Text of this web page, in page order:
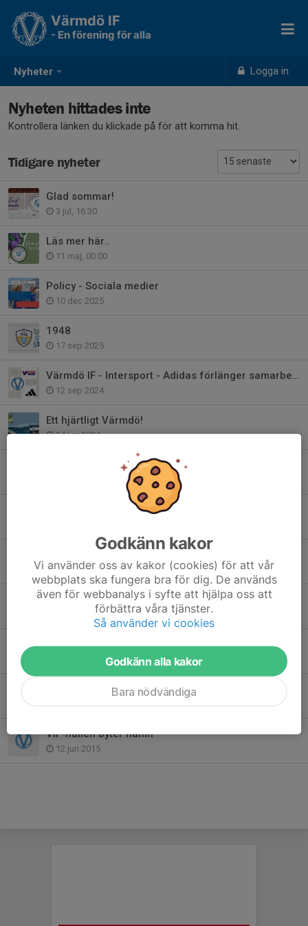
Nyheter Logga in
Värmdö IF
- En förening för alla
Nyheten hittades inte
Kontrollera länken du klickade på för att komma hit.
Tidigare nyheter
Glad sommar!
3 jul, 16:30
Läs mer här..
11 maj, 00:00
Policy - Sociala medier
10 dec 2025
1948
17 sep 2025
Värmdö IF - Intersport - Adidas förlänger samarbetet!
12 sep 2024
Ett hjärtligt Värmdö!
24 jun 2024
Bli medlem i Club 1948 - Värmdö IF:s Vänner
Värdegrundsambassadör - Värmdös viktigaste
27 dec 2023
Värmdö IF har sorg
17 apr 2023
Värmdö IF-familjen har sorg
Sommarfotbollsskolan en succé!
VIF-hallen byter namn
12 jun 2015
Godkänn kakor
Vi använder oss av kakor (cookies) för att vår
webbplats ska fungera bra för dig. De används
även för webbanalys i syfte att hjälpa oss att
förbättra våra tjänster.
Så använder vi cookies
Godkänn alla kakor
Bara nödvändiga